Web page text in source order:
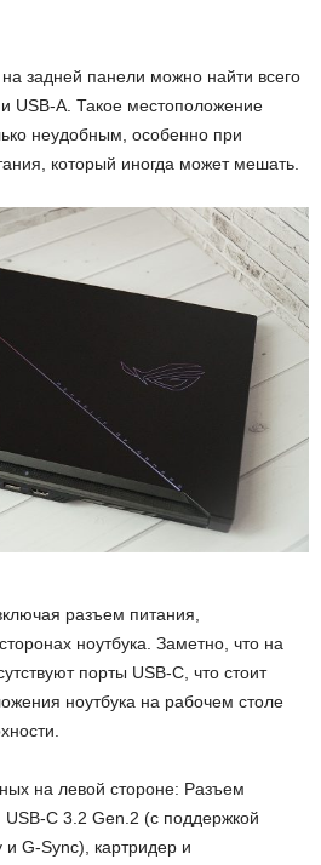
задней панели можно найти всего
USB-A. Такое местоположение
неудобным, особенно при
который иногда может мешать.
разъем питания,
ноутбука. Заметно, что на
порты USB-C, что стоит
ноутбука на рабочем столе
на левой стороне: Разъем
C 3.2 Gen.2 (с поддержкой
G-Sync), картридер и